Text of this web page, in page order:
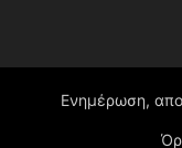
Ενημέρωση,